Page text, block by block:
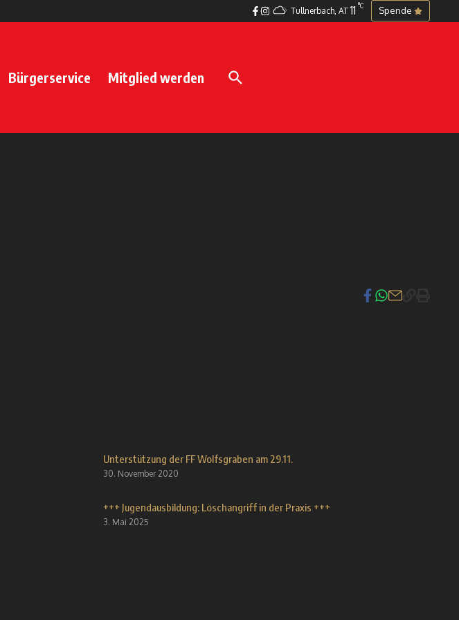
Tullnerbach, AT 11 °C Spende
Bürgerservice Mitglied werden
Unterstützung der FF Wolfsgraben am 29.11.
30. November 2020
+++ Jugendausbildung: Löschangriff in der Praxis +++
3. Mai 2025